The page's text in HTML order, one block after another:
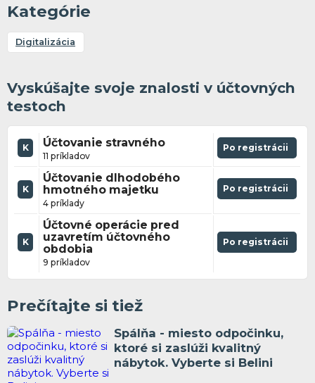
Kategórie
Digitalizácia
Vyskúšajte svoje znalosti v účtovných
testoch
K Účtovanie stravného
11 príkladov
Po registrácii
K
Účtovanie dlhodobého
hmotného majetku
4 príklady
Po registrácii
K
Účtovné operácie pred
uzavretím účtovného
obdobia
9 príkladov
Po registrácii
Prečítajte si tiež
Spálňa - miesto odpočinku,
ktoré si zaslúži kvalitný
nábytok. Vyberte si Belini